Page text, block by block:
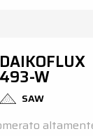
DAIKOFLUX
493-W
SAW